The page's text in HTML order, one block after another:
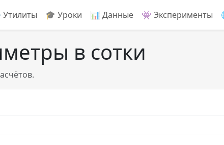
🎓 Уроки 📊 Данные 👾 Эксперименты
в сотки